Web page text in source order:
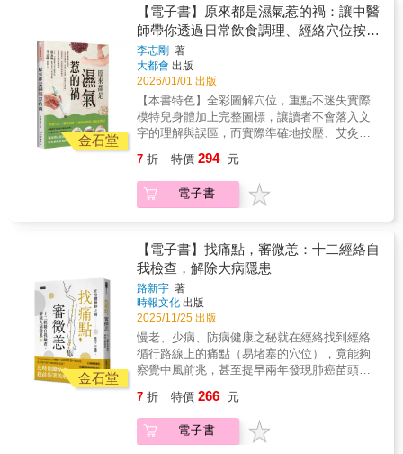
回身體自癒力‧夏天時利用冷氣和電風扇，製造
頭涼腳暖的狀態‧衣服選擇天然纖維材質，下半
身全年保暖‧選擇溫熱食材，搭配少許寒涼食物‧
細嚼慢嚥30分鐘，有飽足感立刻停止進食‧即使
是夏天，也要穿多層襪幫足部排寒‧睡眠期間是
排毒顛峰期，可利用熱水袋替下半身保溫本書
特色：1.日本排寒之父教你掌握正確觀念、徹
底排寒：錯誤的服裝和飲食會讓身體習慣寒氣
入侵的狀態，進而喪失排除寒氣的本能。惡性
循環之下，人體為了保持恆溫，就會拚命排除
熱潮紅而困擾，就是體內寒氣過重的警訊。而
手腳或下腹部等身體部位經常感覺冰冷畏寒，
就是「寒性體質」，一般來說，寒性體質是女
關係，很多男性也會經常出現手腳冰冷的問
題。2.常保溫暖、身心都健康：包括衣著、飲
食、睡眠等保暖重點，並提供春夏秋冬的排寒
生活原則，像是有心臟病、肥胖問題的人，夏
天就要增加半身浴和足湯的時間。而一旦腳暖
了，神奇的是，心也會跟著變暖。3.插圖解
說，簡明易操作：自我檢測是否寒氣入侵的
「寒氣診斷表」，「半身浴」和「足湯」的進
材和寒涼食材等等，都以圖表輔助，更容易理
但扎實易懂，實踐方法更是簡單。重點是，它
的效果太驚人了！例如只要簡單地穿上多層
原本一直為便秘、生理不順、痔瘡及青春痘所
苦，在與名醫父親石原結實交流後，開發出
「乾薑排寒保健法」。只要利用烤箱就可在家
輕鬆炮製乾薑，在常溫下可以保存3個月，磨成
薑粉後，加在熱水、紅茶、湯、飯、麵中，每
天吃一點，就能改善各種疑難雜症。書中提供
包含主食、飲料和甜點的14道對症食譜，隨時
為健康加溫！天天吃薑，從此不生病‧乾薑紅
不失眠‧乾薑火鍋，消除疲勞防感冒‧乾薑蔬菜
康吃本書特色：1.日本排寒專家掀起乾薑熱潮
的經典之作：冷氣引起的文明病、熬夜、高
壓、飲食過量等，讓現代人的體溫比以前還
低，多數都是35℃，甚至是34℃。對於因為身
體冰冷而出現各種症狀的人，經過炮製的乾薑
是最好的特效藥。2.食材取得容易又便宜，自
然養生、零副作用：薑最大的優點就是生的原
料非常便宜，老薑也容易貯藏，薑價一年四季
都算穩定。薑是食物，不是藥品，沒有副作
用，不傷腸胃，甚至還有健胃的功能。3.「乾
薑自製法」+「乾薑料理食譜」，居家、外食都
能兼顧美味和健康：作者特別開發最快速、簡
單、用烤箱就能炮製乾薑的方法，並分享聰明
選薑、讓薑保存更久的小撇步。乾薑磨成粉放
進容器裡，攜帶、使用都方便。乾薑旋風持續
延燒，讀者好評推薦】●就如本書所介紹的，薑
足正氣、擺脫病苦，找回身體的生命力。繼
《扶正的力量》提出扶正的核心方法，《扶正
的樂章》串聯臨床論證並拓展其應用後，許醫
師凝望本心，以十八則真實故事為經緯，融入
生涯所聞所感，梳理那些看似偶然卻殊勝的醫
病因緣。．因乳癌化療的嚴重副作用，導致皮
膚過敏潰爛，身心瀕臨崩潰，幸得中醫調理拾
回生機；．罹患極惡性胃癌與肺腺癌，被宣告
僅剩三個月餘命，經診治後得以延命，善終於
平穩安適；．晚期乙狀結腸癌和肝癌確診，以
依靠；．兩位醫療專業管理人員積極投入公益
活動，成為自利利他的志工夥伴。在這些交錯
的人生裡，彷彿總有一雙無形的「聖手」默默
是病人願意自救的決心，也是彼此相互扶持與
行善所匯聚的力量，展現了正氣如何托起陷入
苦難的心靈，為病苦之人照亮療癒道路。身
動、心靜、靈安，使正氣充盈；自助、人助、
天助，喚善善相應。祈願每一位讀者也能感受
到內在的正氣被喚醒，找到希望與安定，並成
為自己與他人生命中那雙溫柔的「聖手」。
金石堂
【電子書】原來都是濕氣惹的禍：讓中醫
師帶你透過日常飲食調理、經絡穴位按
摩、健康生活律動，從裡到外、按部就班
徹底解決濕氣引起的身體病痛
李志剛 著
大都會 出版
2026/01/01 出版
【本書特色】全彩圖解穴位，重點不迷失實際
模特兒身體加上完整圖標，讓讀者不會落入文
字的理解與誤區，而實際準確地按壓、艾灸特
管道，聚焦現代毛病不只外在的穴位按摩，本
書也提供自體內改善體質的食譜與泡腳方，根
據現代人常見的各種疑難雜症，提出具體且多
7 折 特價 294 元
電子書
金石堂
【電子書】找痛點，審微恙：十二經絡自
我檢查，解除大病隱患
路新宇 著
時報文化 出版
2025/11/25 出版
慢老、少病、防病健康之秘就在經絡找到經絡
循行路線上的痛點（易堵塞的穴位），竟能夠
察覺中風前兆，甚至提早兩年發現肺癌苗頭！
康的調養捷徑48種常見病症經絡處方51個易堵
塞痛點經絡，是最早的健康預警器看病痛出現
在哪條經絡上，就按揉上面的易堵塞穴位，效
7 折 特價 266 元
電子書